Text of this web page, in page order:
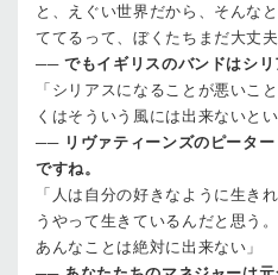
と、えぐい世界だから、そんな
ててるって、ぼくたちまだ大丈
── でもイギリスのバンドはシリ
「シリアスになることが悪いこ
くはそういう風には出来ないとい
── リヴァティーンズのピータ
ですね。
「人は自分の好きなように生き
うやって生きているんだと思う
あんなことは絶対に出来ない」